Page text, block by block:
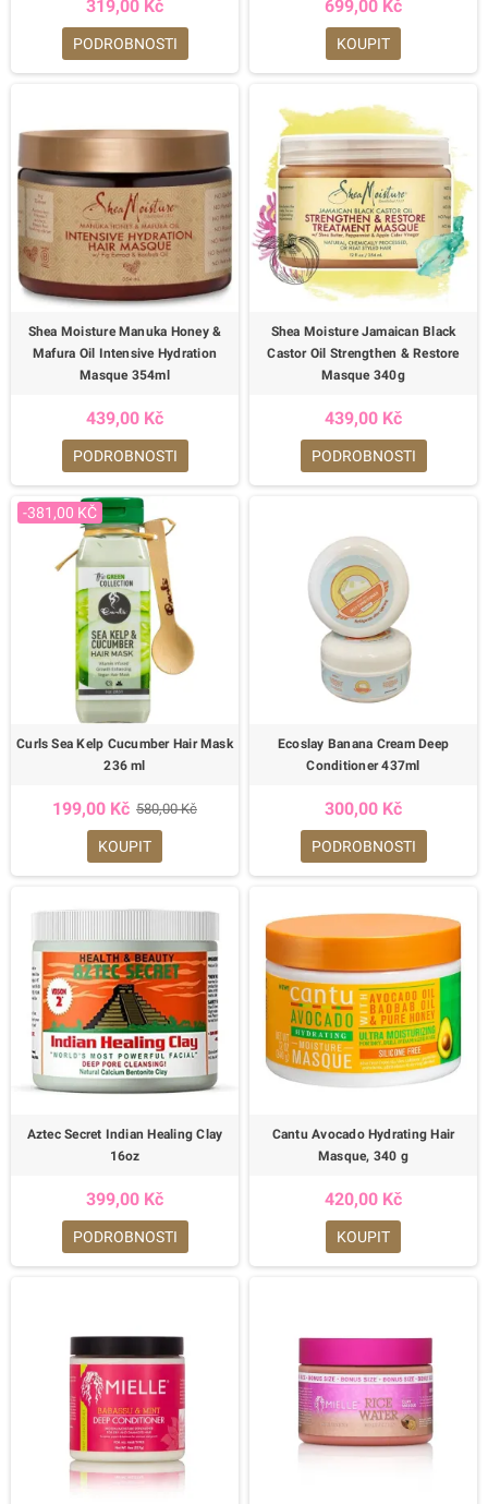
319,00 Kč
PODROBNOSTI
699,00 Kč
KOUPIT
Shea Moisture Manuka Honey &
Mafura Oil Intensive Hydration
Masque 354ml
439,00 Kč
PODROBNOSTI
Shea Moisture Jamaican Black
Castor Oil Strengthen & Restore
Masque 340g
439,00 Kč
PODROBNOSTI
-381,00 KČ
Curls Sea Kelp Cucumber Hair Mask
236 ml
199,00 Kč 580,00 Kč
KOUPIT
Ecoslay Banana Cream Deep
Conditioner 437ml
300,00 Kč
PODROBNOSTI
Aztec Secret Indian Healing Clay
16oz
399,00 Kč
PODROBNOSTI
Cantu Avocado Hydrating Hair
Masque, 340 g
420,00 Kč
KOUPIT